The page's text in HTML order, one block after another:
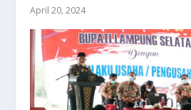
April 20, 2024